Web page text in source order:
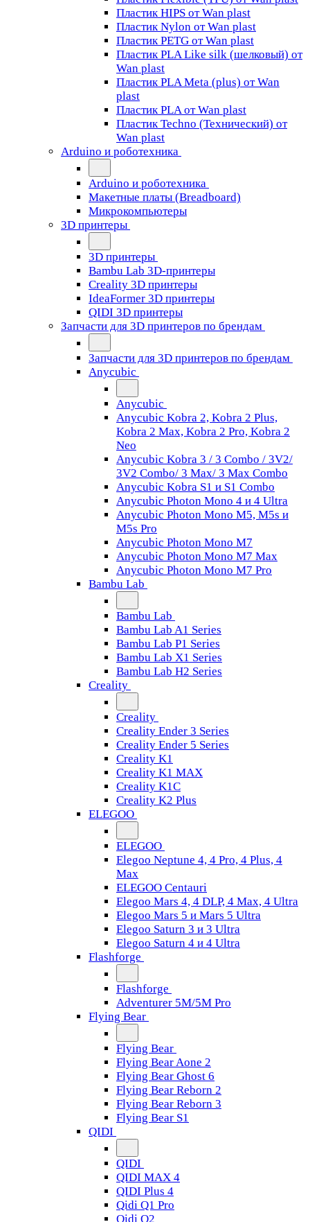
Пластик HIPS от Wan plast
Пластик Nylon от Wan plast
Пластик PETG от Wan plast
Пластик PLA Like silk (шелковый) от
Wan plast
Пластик PLA Meta (plus) от Wan
plast
Пластик PLA от Wan plast
Пластик Techno (Технический) от
Wan plast
Arduino и роботехника
Arduino и роботехника
Макетные платы (Breadboard)
Микрокомпьютеры
3D принтеры
3D принтеры
Bambu Lab 3D-принтеры
Creality 3D принтеры
IdeaFormer 3D принтеры
QIDI 3D принтеры
Запчасти для 3D принтеров по брендам
Запчасти для 3D принтеров по брендам
Anycubic
Anycubic
Anycubic Kobra 2, Kobra 2 Plus,
Kobra 2 Max, Kobra 2 Pro, Kobra 2
Neo
Anycubic Kobra 3 / 3 Combo / 3V2/
3V2 Combo/ 3 Max/ 3 Max Combo
Anycubic Kobra S1 и S1 Combo
Anycubic Photon Mono 4 и 4 Ultra
Anycubic Photon Mono M5, M5s и
M5s Pro
Anycubic Photon Mono M7
Anycubic Photon Mono M7 Max
Anycubic Photon Mono M7 Pro
Bambu Lab
Bambu Lab
Bambu Lab A1 Series
Bambu Lab P1 Series
Bambu Lab X1 Series
Bambu Lab H2 Series
Creality
Creality
Creality Ender 3 Series
Creality Ender 5 Series
Creality K1
Creality K1 MAX
Creality K1C
Creality K2 Plus
ELEGOO
ELEGOO
Elegoo Neptune 4, 4 Pro, 4 Plus, 4
Max
ELEGOO Centauri
Elegoo Mars 4, 4 DLP, 4 Max, 4 Ultra
Elegoo Mars 5 и Mars 5 Ultra
Elegoo Saturn 3 и 3 Ultra
Elegoo Saturn 4 и 4 Ultra
Flashforge
Flashforge
Adventurer 5M/5M Pro
Flying Bear
Flying Bear
Flying Bear Aone 2
Flying Bear Ghost 6
Flying Bear Reborn 2
Flying Bear Reborn 3
Flying Bear S1
QIDI
QIDI
QIDI MAX 4
QIDI Plus 4
Qidi Q1 Pro
Qidi Q2